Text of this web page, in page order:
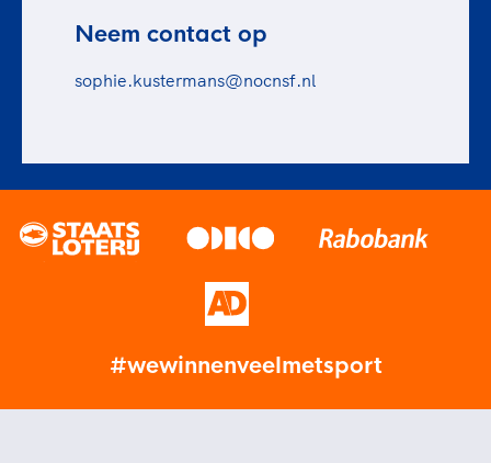
Neem contact op
sophie.kustermans@nocnsf.nl
#wewinnenveelmetsport